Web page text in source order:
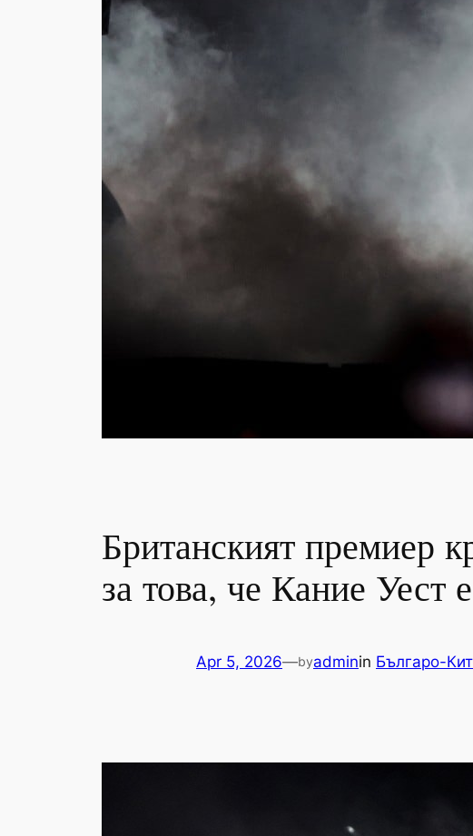
Британският премиер
за това, че Кание Уест
Apr 5, 2026—byadminin Българо-